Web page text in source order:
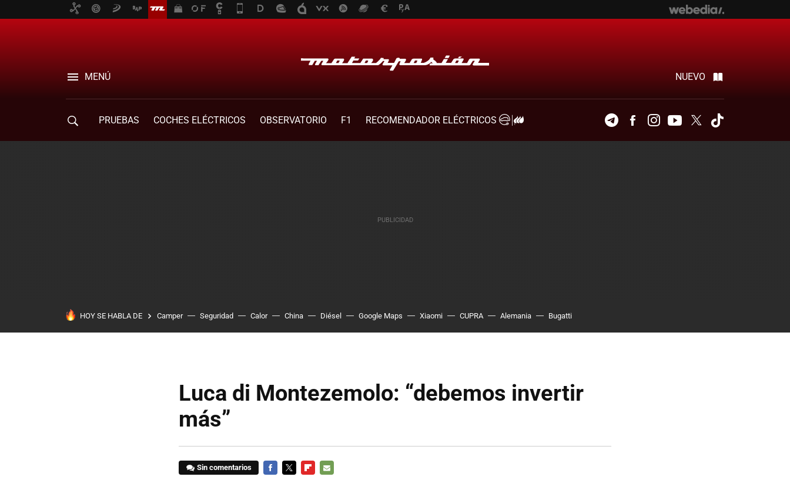
MENÚ NUEVO
PRUEBAS COCHES ELÉCTRICOS OBSERVATORIO F1
RECOMENDADOR ELÉCTRICOS
TelegramFacebookInstagramYoutubeTwitter
HOY SE HABLA DE Camper Seguridad Calor China Diésel Google Maps Xiaomi CUPRA Alemania Bugatti
Luca di Montezemolo: “debemos invertir
más”
Sin comentarios